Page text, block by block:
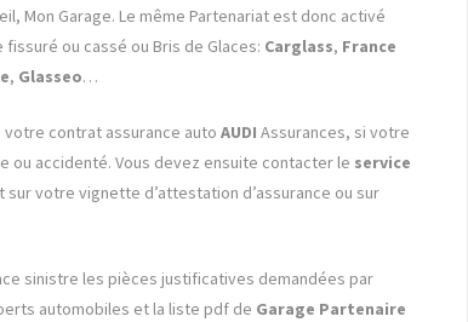
Mon Garage. Le même Partenariat est donc activé
ou cassé ou Bris de Glaces: Carglass, France
, Glasseo…
votre contrat assurance auto AUDI Assurances, si votre
ou accidenté. Vous devez ensuite contacter le service
sur votre vignette d’attestation d’assurance ou sur
sinistre les pièces justificatives demandées par
automobiles et la liste pdf de Garage Partenaire